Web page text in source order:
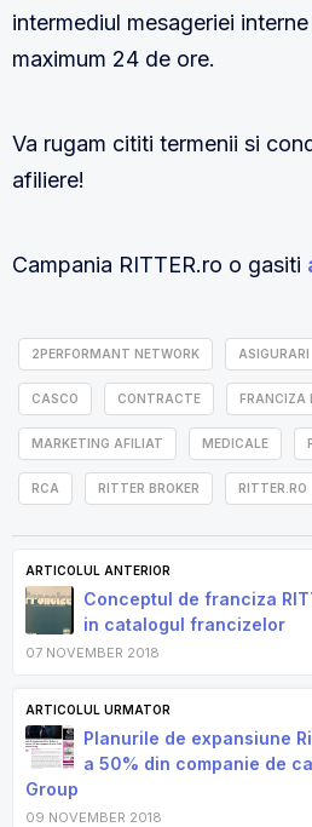
intermediul mesageriei
maximum 24 de ore.
Va rugam cititi termenii si
afiliere!
Campania RITTER.ro o gasiti
2PERFORMANT NETWORK ASIGURARI
CASCO CONTRACTE FRANCIZA
MARKETING AFILIAT MEDICALE
RCA RITTER BROKER RITTER.RO
ARTICOLUL ANTERIOR
Conceptul de franciza
in catalogul francizelor
07 NOVEMBER 2018
ARTICOLUL URMATOR
Planurile de expansiune
a 50% din companie de
Group
09 NOVEMBER 2018